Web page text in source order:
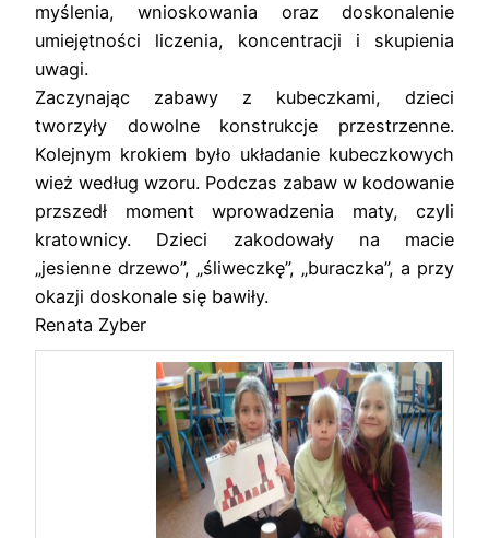
myślenia, wnioskowania oraz doskonalenie
umiejętności liczenia, koncentracji i skupienia
uwagi.
Zaczynając zabawy z kubeczkami, dzieci
tworzyły dowolne konstrukcje przestrzenne.
Kolejnym krokiem było układanie kubeczkowych
wież według wzoru. Podczas zabaw w kodowanie
przszedł moment wprowadzenia maty, czyli
kratownicy. Dzieci zakodowały na macie
„jesienne drzewo”, „śliweczkę”, „buraczka”, a przy
okazji doskonale się bawiły.
Renata Zyber